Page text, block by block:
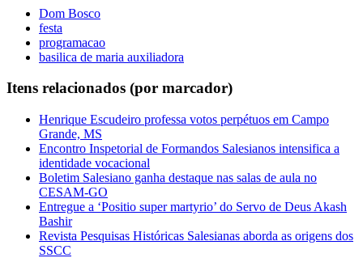
Dom Bosco
festa
programacao
basilica de maria auxiliadora
Itens relacionados (por marcador)
Henrique Escudeiro professa votos perpétuos em Campo
Grande, MS
Encontro Inspetorial de Formandos Salesianos intensifica a
identidade vocacional
Boletim Salesiano ganha destaque nas salas de aula no
CESAM-GO
Entregue a ‘Positio super martyrio’ do Servo de Deus Akash
Bashir
Revista Pesquisas Históricas Salesianas aborda as origens dos
SSCC